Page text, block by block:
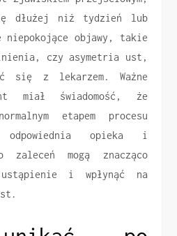
dłużej niż tydzień lub
objawy, takie
czy asymetria ust,
się z lekarzem. Ważne
miał świadomość, że
etapem procesu
opieka i
zaleceń mogą znacząco
i wpłynąć na